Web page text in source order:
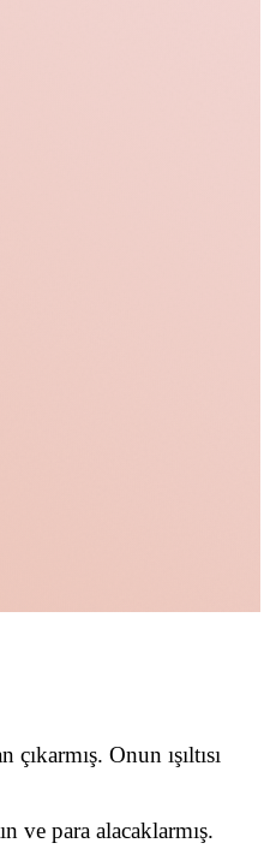
Onun ışıltısı
ve para alacaklarmış.